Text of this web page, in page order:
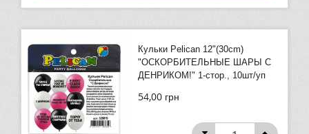
Кульки Pelican 12"(30сm)
"ОСКОРБИТЕЛЬНЫЕ ШАРЫ С
ДЕНРИКОМ!" 1-стор., 10шт/уп
54,00 грн